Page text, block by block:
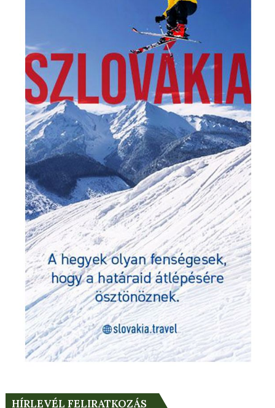
HÍRLEVÉL FELIRATKOZÁS